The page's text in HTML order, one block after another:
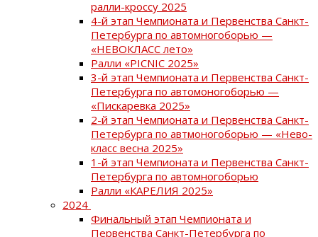
ралли-кроссу 2025
4-й этап Чемпионата и Первенства Санкт-
Петербурга по автомногоборью —
«НЕВОКЛАСС лето»
Ралли «PICNIC 2025»
3-й этап Чемпионата и Первенства Санкт-
Петербурга по автомоногоборью —
«Пискаревка 2025»
2-й этап Чемпионата и Первенства Санкт-
Петербурга по автмоногоборью — «Нево-
класс весна 2025»
1-й этап Чемпионата и Первенства Санкт-
Петербурга по автомногоборью
Ралли «КАРЕЛИЯ 2025»
2024
Финальный этап Чемпионата и
Первенства Санкт-Петербурга по